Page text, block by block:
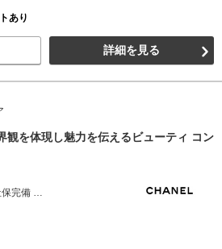
あり
詳細を見る
を体現し魅力を伝えるビューティ コン
保完備 …